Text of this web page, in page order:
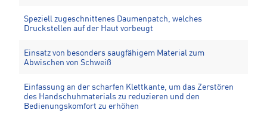
Speziell zugeschnittenes Daumenpatch, welches
Druckstellen auf der Haut vorbeugt
Einsatz von besonders saugfähigem Material zum
Abwischen von Schweiß
Einfassung an der scharfen Klettkante, um das Zerstören
des Handschuhmaterials zu reduzieren und den
Bedienungskomfort zu erhöhen